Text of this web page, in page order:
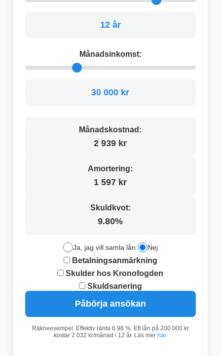
12 år
Månadsinkomst:
30 000 kr
Månadskostnad:
2 939 kr
Amortering:
1 597 kr
Skuldkvot:
9.80%
Ja, jag vill samla lån Nej
Betalningsanmärkning
Skulder hos Kronofogden
Skuldsanering
Påbörja ansökan
Räkneexempel: Effektiv ränta 6.98 %. Ett lån på 200 000 kr
kostar 2 032 kr/månad i 12 år. Läs mer här.